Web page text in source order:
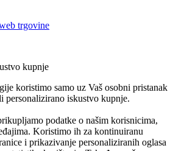
trgovine
kupnje
koristimo samo uz Vaš osobni pristanak
personalizirano iskustvo kupnje.
podatke o našim korisnicima,
Koristimo ih za kontinuiranu
i prikazivanje personaliziranih oglasa